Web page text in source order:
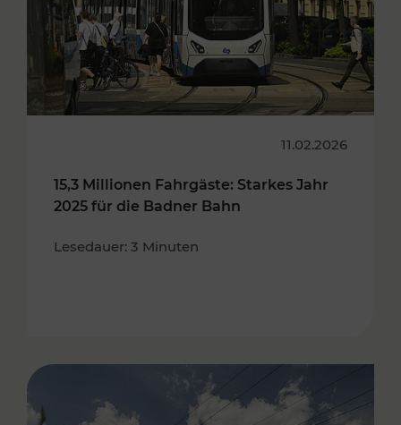
11.02.2026
15,3 Millionen Fahrgäste: Starkes Jahr
2025 für die Badner Bahn
Lesedauer: 3 Minuten